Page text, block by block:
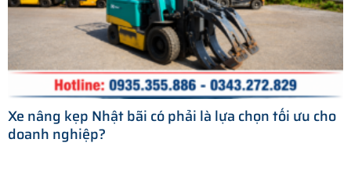
Xe nâng kẹp Nhật bãi có phải là lựa chọn tối ưu cho
doanh nghiệp?